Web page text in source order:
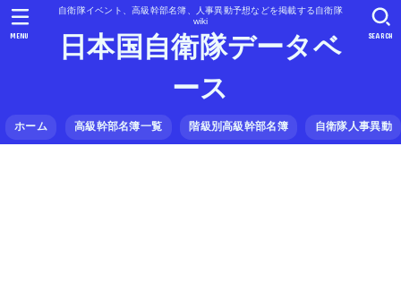
自衛隊イベント、高級幹部名簿、人事異動予想などを掲載する自衛隊
wiki
日本国自衛隊データベ
ース
ホーム 高級幹部名簿一覧 階級別高級幹部名簿 自衛隊人事異動
SEARCH
MENU